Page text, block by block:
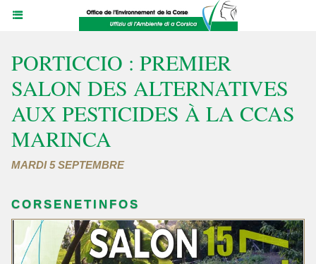
PORTICCIO : PREMIER
SALON DES ALTERNATIVES
AUX PESTICIDES À LA CCAS
MARINCA
MARDI 5 SEPTEMBRE
CORSENETINFOS